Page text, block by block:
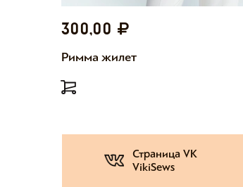
300,00
Римма жилет
Страница VK
VikiSews